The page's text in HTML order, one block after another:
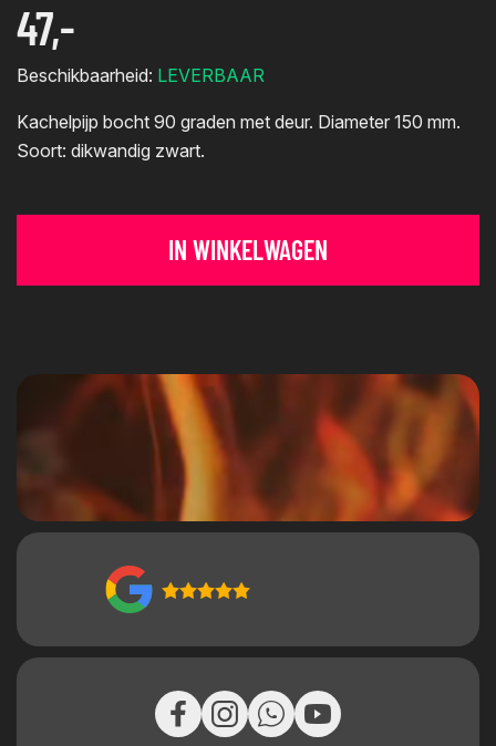
47,-
Kachelpijp bocht 90 graden met deur. Diameter 150 mm.
Soort: dikwandig zwart.
Beschikbaarheid: LEVERBAAR
IN WINKELWAGEN